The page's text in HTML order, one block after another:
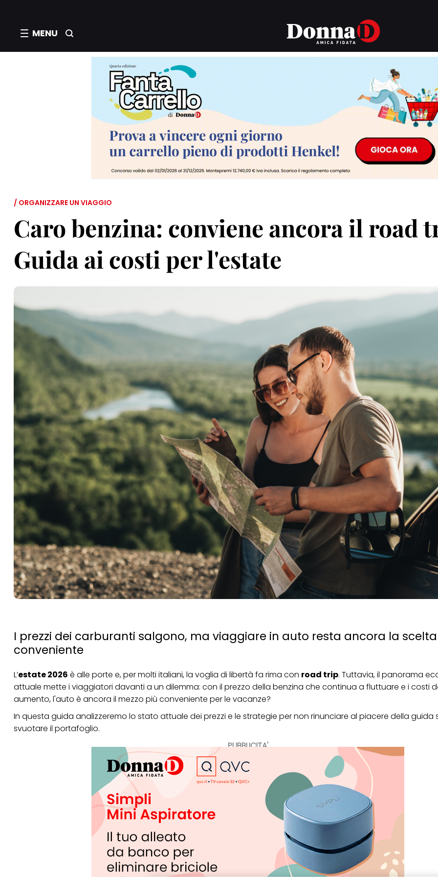
MENU
/ ORGANIZZARE UN VIAGGIO
Caro benzina: conviene ancora il road
Guida ai costi per l'estate
I prezzi dei carburanti salgono, ma viaggiare in auto resta ancora la
conveniente
PUBBLICITA'
L’estate 2026 è alle porte e, per molti italiani, la voglia di libertà fa rima con road trip. Tuttavia, il panorama
attuale mette i viaggiatori davanti a un dilemma: con il prezzo della benzina che continua a fluttuare e i costi
aumento, l'auto è ancora il mezzo più conveniente per le vacanze?
In questa guida analizzeremo lo stato attuale dei prezzi e le strategie per non rinunciare al piacere della guida
svuotare il portafoglio.